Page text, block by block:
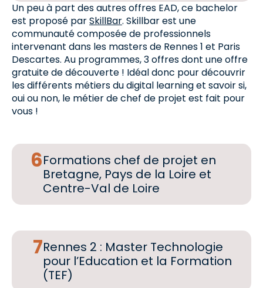
Un peu à part des autres offres EAD, ce bachelor
est proposé parSkillBar. Skillbar est une
communauté composée de professionnels
intervenant dans les masters de Rennes 1 et Paris
Descartes. Au programmes, 3 offres dont une offre
gratuite de découverte ! Idéal donc pour découvrir
les différents métiers du digital learning et savoir si,
oui ou non, le métier de chef de projet est fait pour
vous !
Formations chef de projet en
Bretagne, Pays de la Loire et
Centre-Val de Loire
Rennes 2 : Master Technologie
pour l’Education et la Formation
(TEF)